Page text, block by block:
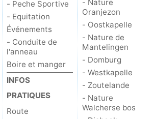
- Peche Sportive
- Equitation
Événements
- Conduite de
l'anneau
Boire et manger
INFOS
PRATIQUES
Route
- Nature
Oranjezon
- Oostkapelle
- Nature de
Mantelingen
- Domburg
- Westkapelle
- Zoutelande
- Nature
Walcherse bos